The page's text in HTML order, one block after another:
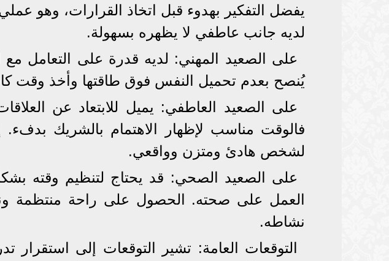
يفضل التفكير بهدوء قبل اتخاذ القرارات، وهو
لديه جانب عاطفي لا يظهره بسهولة.
على الصعيد المهني: لديه قدرة على التعامل مع
يُنصح بعدم تحميل النفس فوق طاقتها وأخذ وقت
على الصعيد العاطفي: يميل للابتعاد عن
فالوقت مناسب لإظهار الاهتمام بالشريك
لشخص هادئ ومتزن وواقعي.
على الصعيد الصحي: قد يحتاج لتنظيم وقته
العمل على صحته. الحصول على راحة منتظمة
نشاطه.
التوقعات العامة: تشير التوقعات إلى استقرار